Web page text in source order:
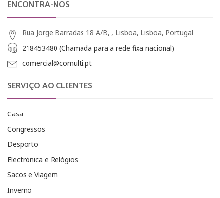
ENCONTRA-NOS
Rua Jorge Barradas 18 A/B, , Lisboa, Lisboa, Portugal
218453480 (Chamada para a rede fixa nacional)
comercial@comulti.pt
SERVIÇO AO CLIENTES
Casa
Congressos
Desporto
Electrónica e Relógios
Sacos e Viagem
Inverno